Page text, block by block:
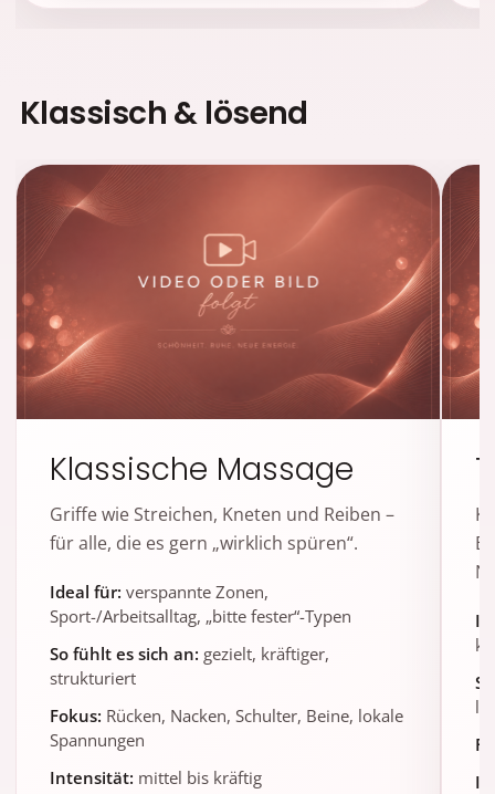
Klassisch & lösend
Klassische Massage
Griffe wie Streichen, Kneten und Reiben –
für alle, die es gern „wirklich spüren“.
Ideal für: verspannte Zonen,
Sport-/Arbeitsalltag, „bitte fester“-Typen
So fühlt es sich an: gezielt, kräftiger,
strukturiert
Fokus: Rücken, Nacken, Schulter, Beine, lokale
Spannungen
Intensität: mittel bis kräftig